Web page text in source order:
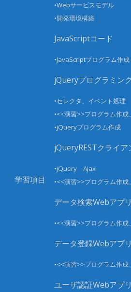
学習項目
•Webサービスモデル
•開発環境構築
JavaScriptコード
•JavaScriptプログラム作成
jQueryプログラミン
•セレクタ、イベント処理
•<<演習>>プログラム作
•jQueryプログラム作成
jQueryRESTクライア
•jQuery Ajax
•<<演習>>プログラム作
データ検索Webアプ
•<<演習>>プログラム作
データ登録Webアプ
•<<演習>>プログラム作
ユーザ認証Webアプ